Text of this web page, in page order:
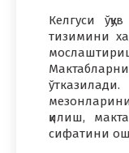
Келгуси
тизимини
қилиш,
сифатини